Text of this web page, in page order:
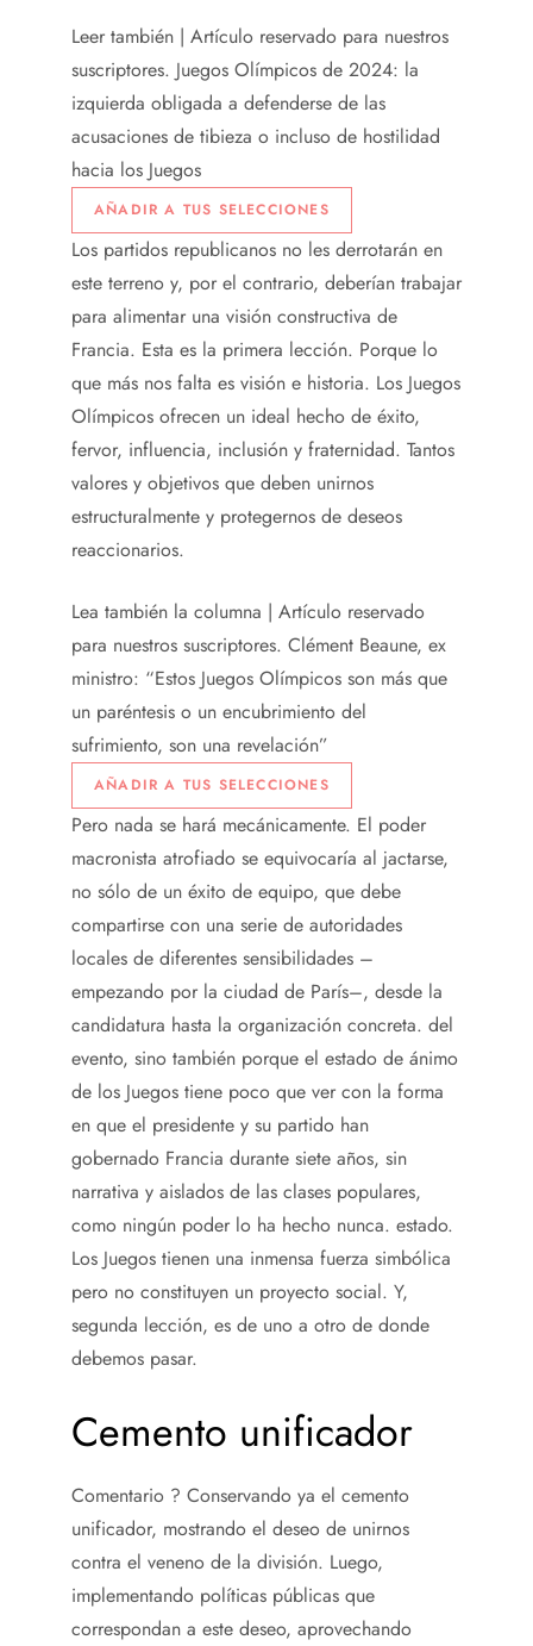
Leer también | Artículo reservado para nuestros
suscriptores. Juegos Olímpicos de 2024: la
izquierda obligada a defenderse de las
acusaciones de tibieza o incluso de hostilidad
hacia los Juegos
AÑADIR A TUS SELECCIONES
Los partidos republicanos no les derrotarán en
este terreno y, por el contrario, deberían trabajar
para alimentar una visión constructiva de
Francia. Esta es la primera lección. Porque lo
que más nos falta es visión e historia. Los Juegos
Olímpicos ofrecen un ideal hecho de éxito,
fervor, influencia, inclusión y fraternidad. Tantos
valores y objetivos que deben unirnos
estructuralmente y protegernos de deseos
reaccionarios.
Lea también la columna | Artículo reservado
para nuestros suscriptores. Clément Beaune, ex
ministro: “Estos Juegos Olímpicos son más que
un paréntesis o un encubrimiento del
sufrimiento, son una revelación”
AÑADIR A TUS SELECCIONES
Pero nada se hará mecánicamente. El poder
macronista atrofiado se equivocaría al jactarse,
no sólo de un éxito de equipo, que debe
compartirse con una serie de autoridades
locales de diferentes sensibilidades –
empezando por la ciudad de París–, desde la
candidatura hasta la organización concreta. del
evento, sino también porque el estado de ánimo
de los Juegos tiene poco que ver con la forma
en que el presidente y su partido han
gobernado Francia durante siete años, sin
narrativa y aislados de las clases populares,
como ningún poder lo ha hecho nunca. estado.
Los Juegos tienen una inmensa fuerza simbólica
pero no constituyen un proyecto social. Y,
segunda lección, es de uno a otro de donde
debemos pasar.
Cemento unificador
Comentario ? Conservando ya el cemento
unificador, mostrando el deseo de unirnos
contra el veneno de la división. Luego,
implementando políticas públicas que
correspondan a este deseo, aprovechando